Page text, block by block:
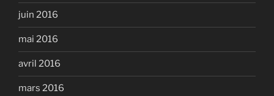
juin 2016
mai 2016
avril 2016
mars 2016